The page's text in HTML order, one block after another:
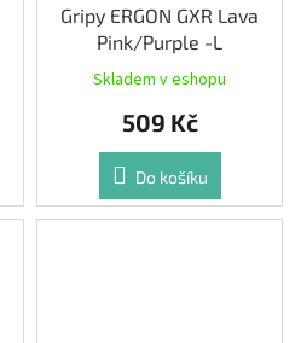
Gripy ERGON GXR Lava
Pink/Purple -L
Skladem v eshopu
509 Kč
Do košíku